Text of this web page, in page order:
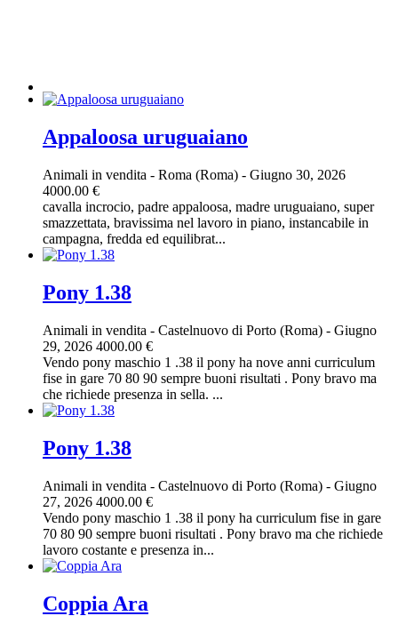
Appaloosa uruguaiano
Animali in vendita - Roma (Roma) - Giugno 30, 2026
4000.00 €
cavalla incrocio, padre appaloosa, madre uruguaiano, super
smazzettata, bravissima nel lavoro in piano, instancabile in
campagna, fredda ed equilibrat...
Pony 1.38
Animali in vendita - Castelnuovo di Porto (Roma) - Giugno
29, 2026 4000.00 €
Vendo pony maschio 1 .38 il pony ha nove anni curriculum
fise in gare 70 80 90 sempre buoni risultati . Pony bravo ma
che richiede presenza in sella. ...
Pony 1.38
Animali in vendita - Castelnuovo di Porto (Roma) - Giugno
27, 2026 4000.00 €
Vendo pony maschio 1 .38 il pony ha curriculum fise in gare
70 80 90 sempre buoni risultati . Pony bravo ma che richiede
lavoro costante e presenza in...
Coppia Ara